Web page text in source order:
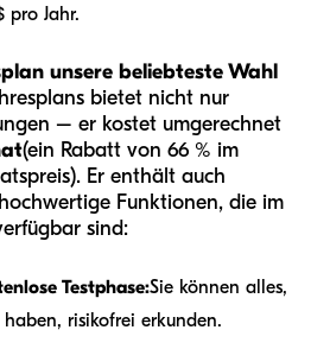
pro Jahr.
unsere beliebteste Wahl
bietet nicht nur
– er kostet umgerechnet
(ein Rabatt von 66 % im
Er enthält auch
Funktionen, die im
sind:
Testphase:Sie können alles,
risikofrei erkunden.